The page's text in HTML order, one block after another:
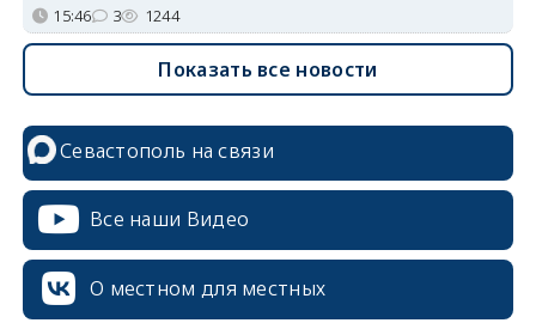
15:46 3 1244
Показать все новости
Севастополь на связи
Все наши Видео
О местном для местных